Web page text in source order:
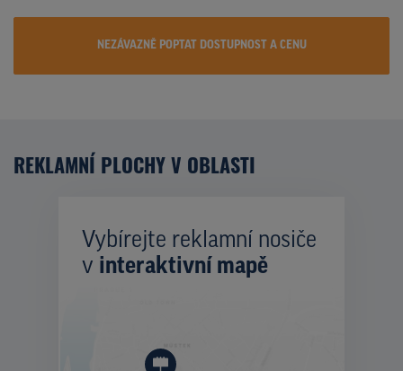
NEZÁVAZNĚ POPTAT DOSTUPNOST A CENU
REKLAMNÍ PLOCHY V OBLASTI
Vybírejte reklamní nosiče
v interaktivní mapě